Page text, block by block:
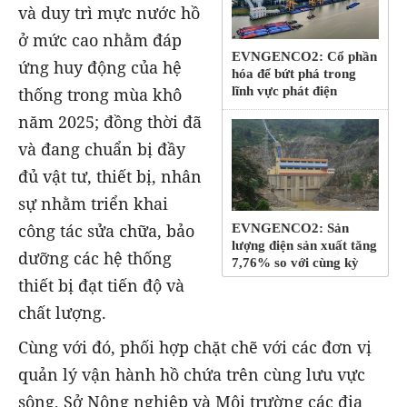
EVNGENCO2: Cổ phần
hóa để bứt phá trong
lĩnh vực phát điện
EVNGENCO2: Sản
lượng điện sản xuất tăng
7,76% so với cùng kỳ
và duy trì mực nước hồ
ở mức cao nhằm đáp
ứng huy động của hệ
thống trong mùa khô
năm 2025; đồng thời đã
và đang chuẩn bị đầy
đủ vật tư, thiết bị, nhân
sự nhằm triển khai
công tác sửa chữa, bảo
dưỡng các hệ thống
thiết bị đạt tiến độ và
chất lượng.
Cùng với đó, phối hợp chặt chẽ với các đơn vị
quản lý vận hành hồ chứa trên cùng lưu vực
sông, Sở Nông nghiệp và Môi trường các địa